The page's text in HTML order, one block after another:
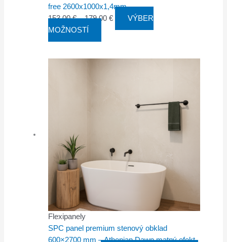
free 2600x1000x1,4mm
153,00€ – 179,00€
VÝBER
MOŽNOSTÍ
Flexipanely
SPC panel premium stenový obklad
600×2700 mm – Athenian Dawn matný efekt